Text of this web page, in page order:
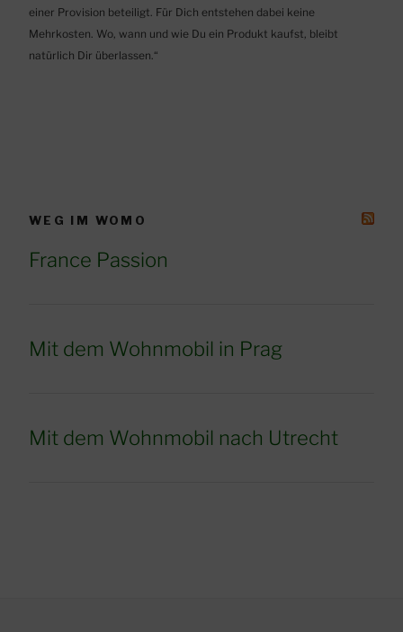
einer Provision beteiligt. Für Dich entstehen dabei keine
Mehrkosten. Wo, wann und wie Du ein Produkt kaufst, bleibt
natürlich Dir überlassen.“
WEG IM WOMO
France Passion
Mit dem Wohnmobil in Prag
Mit dem Wohnmobil nach Utrecht